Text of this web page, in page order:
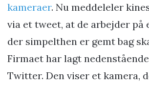
kameraer. Nu meddeleler
via et tweet, at de arbejder på
der simpelthen er gemt bag
Firmaet har lagt
Twitter. Den viser et kamera,